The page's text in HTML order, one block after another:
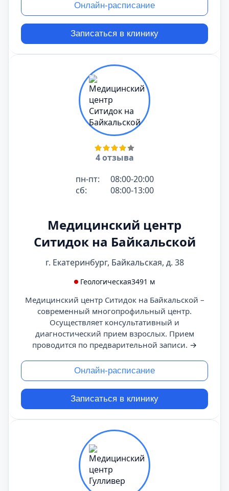
Онлайн-расписание
Записаться в клинику
4 отзыва
пн-пт:
08:00-20:00
сб:
08:00-13:00
Медицинский центр
Ситидок на Байкальской
г. Екатеринбург, Байкальская, д. 38
Геологическая3491 м
Медицинский центр Ситидок на Байкальской –
современный многопрофильный центр.
Осуществляет консультативный и
диагностический прием взрослых. Прием
проводится по предварительной записи. →
Онлайн-расписание
Записаться в клинику